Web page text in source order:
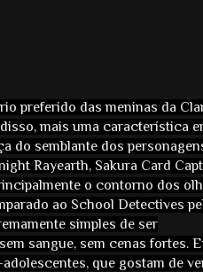
preferido das meninas da
mais uma característica
do semblante dos
Rayearth, Sakura Card
o contorno dos
ao School Detectives
simples de ser
sangue, sem cenas fortes.
que gostam de